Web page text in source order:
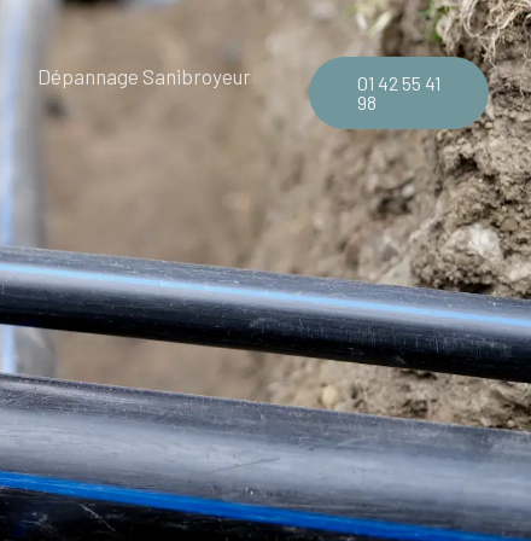
Dépannage Sanibroyeur
01 42 55 41
98